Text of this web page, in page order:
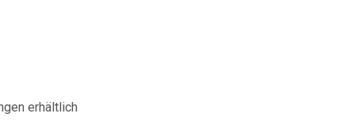
erhältlich